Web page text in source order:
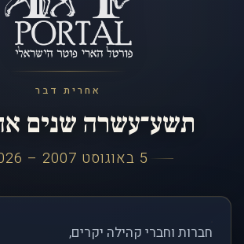
אחרית דבר
תשע־עשרה שנים
5 באוגוסט 2007 – 2026
חברות וחברי קהילה יקרים,